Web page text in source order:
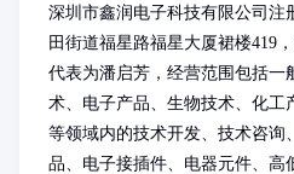
深圳市鑫润电子科技有限公司注
田街道福星路福星大厦裙楼419
代表为潘启芳，经营范围包括一
术、电子产品、生物技术、化工
等领域内的技术开发、技术咨询
品、电子接插件、电器元件、高